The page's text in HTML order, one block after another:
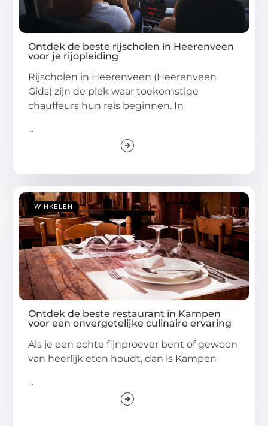
Ontdek de beste rijscholen in Heerenveen
voor je rijopleiding
Rijscholen in Heerenveen (Heerenveen
Gids) zijn de plek waar toekomstige
chauffeurs hun reis beginnen. In
...
WINKELEN
Ontdek de beste restaurant in Kampen
voor een onvergetelijke culinaire ervaring
Als je een echte fijnproever bent of gewoon
van heerlijk eten houdt, dan is Kampen
...